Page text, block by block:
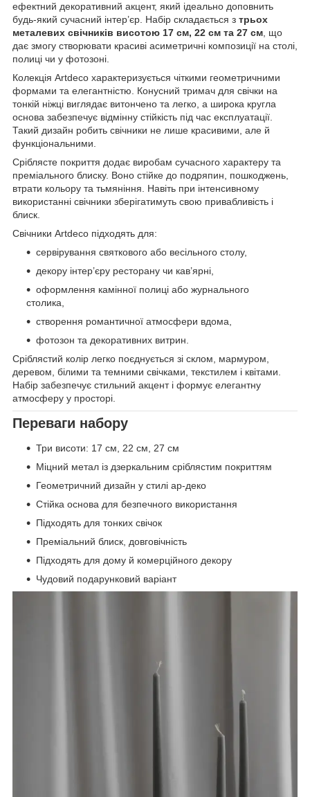
ефектний декоративний акцент, який ідеально доповнить
будь-який сучасний інтер’єр. Набір складається з трьох
металевих свічників висотою 17 см, 22 см та 27 см, що
дає змогу створювати красиві асиметричні композиції на столі,
полиці чи у фотозоні.
Колекція Artdeco характеризується чіткими геометричними
формами та елегантністю. Конусний тримач для свічки на
тонкій ніжці виглядає витончено та легко, а широка кругла
основа забезпечує відмінну стійкість під час експлуатації.
Такий дизайн робить свічники не лише красивими, але й
функціональними.
Сріблясте покриття додає виробам сучасного характеру та
преміального блиску. Воно стійке до подряпин, пошкоджень,
втрати кольору та тьмяніння. Навіть при інтенсивному
використанні свічники зберігатимуть свою привабливість і
блиск.
Свічники Artdeco підходять для:
сервірування святкового або весільного столу,
декору інтер’єру ресторану чи кав’ярні,
оформлення камінної полиці або журнального
столика,
створення романтичної атмосфери вдома,
фотозон та декоративних витрин.
Сріблястий колір легко поєднується зі склом, мармуром,
деревом, білими та темними свічками, текстилем і квітами.
Набір забезпечує стильний акцент і формує елегантну
атмосферу у просторі.
Переваги набору
Три висоти: 17 см, 22 см, 27 см
Міцний метал із дзеркальним сріблястим покриттям
Геометричний дизайн у стилі ар-деко
Стійка основа для безпечного використання
Підходять для тонких свічок
Преміальний блиск, довговічність
Підходять для дому й комерційного декору
Чудовий подарунковий варіант